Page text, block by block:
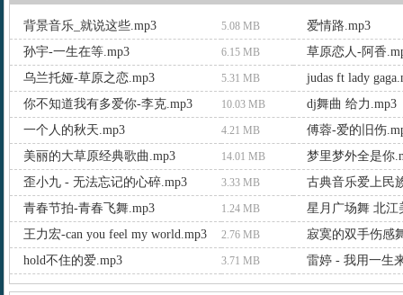
背景音乐_就说这些.mp3 5.08 MB
爱情路.mp3
孙宇-一生在等.mp3
6.15 MB
草原恋人-阿香
乌兰托娅-草原之恋.mp3
5.31 MB
judas ft lady
你不知道我有多爱你-李克.mp3
10.03 MB
dj舞曲 给力.mp3
一个人的秋天.mp3
4.21 MB
傅蓉-爱的旧伤
美丽的大草原经典歌曲.mp3
14.01 MB
梦里梦外全是你
歪小九 - 无法忘记的心碎.mp3
3.33 MB
古典音乐爱上民
青春节拍-青春飞舞.mp3
1.24 MB
星月广场舞 北江
王力宏-can you feel my world.mp3
2.76 MB
寂寞的双手伤感
hold不住的爱.mp3
3.71 MB 雷婷 - 我用一生